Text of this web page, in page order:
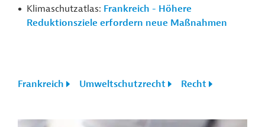
Klimaschutzatlas: Frankreich - Höhere
Reduktionsziele erfordern neue Maßnahmen
Frankreich Umweltschutzrecht Recht